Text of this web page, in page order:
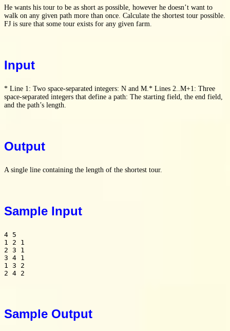
He wants his tour to be as short as possible, however he doesn’t want to
walk on any given path more than once. Calculate the shortest tour possible.
FJ is sure that some tour exists for any given farm.
Input
* Line 1: Two space-separated integers: N and M.* Lines 2..M+1: Three
space-separated integers that define a path: The starting field, the end field,
and the path’s length.
Output
A single line containing the length of the shortest tour.
Sample Input
4 5
1 2 1
2 3 1
3 4 1
1 3 2
2 4 2
Sample Output